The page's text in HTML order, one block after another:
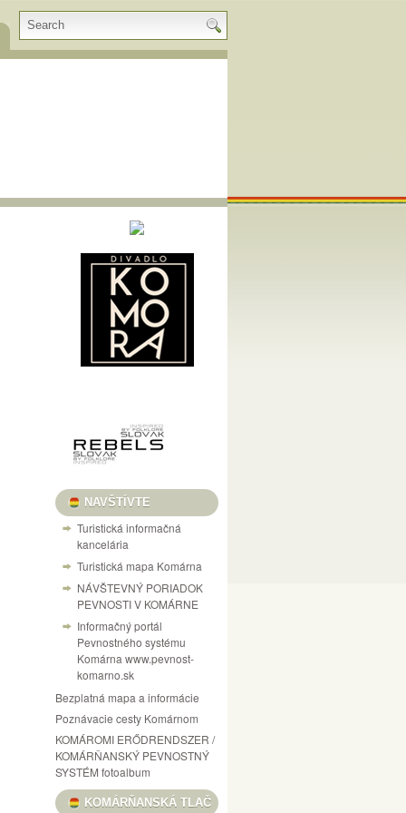
NAVŠTÍVTE
Turistická informačná
kancelária
Turistická mapa Komárna
NÁVŠTEVNÝ PORIADOK
PEVNOSTI V KOMÁRNE
Informačný portál
Pevnostného systému
Komárna www.pevnost-
komarno.sk
Bezplatná mapa a informácie
Poznávacie cesty Komárnom
KOMÁROMI ERŐDRENDSZER /
KOMÁRŇANSKÝ PEVNOSTNÝ
SYSTÉM fotoalbum
KOMÁRŇANSKÁ TLAČ